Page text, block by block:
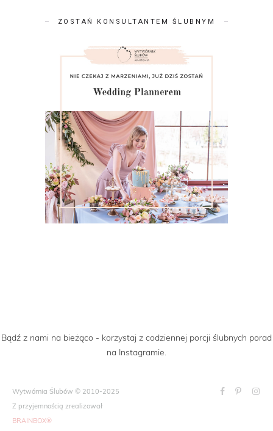
ZOSTAŃ KONSULTANTEM ŚLUBNYM
Bądź z nami na bieżąco - korzystaj z codziennej porcji ślubnych porad
na Instagramie.
Wytwórnia Ślubów © 2010-2025
Z przyjemnością zrealizował
BRAINBOX®